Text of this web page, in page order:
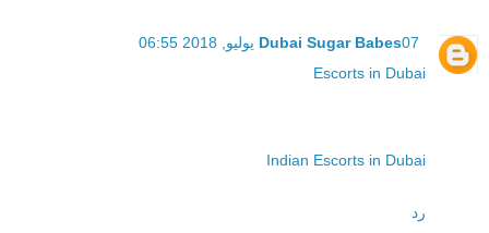
Dubai Sugar Babes07 يوليو, 2018 06:55
Escorts in Dubai
Indian Escorts in Dubai
رد